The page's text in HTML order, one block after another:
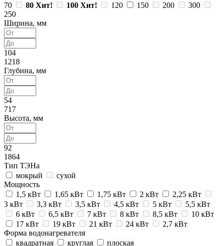
70
80 Хит! 100 Хит! 120 150 200
300
250
Ширина, мм
104
1218
Глубина, мм
54
717
Высота, мм
92
1864
Тип ТЭНа
мокрый
сухой
Мощность
1,5 кВт
1,65 кВт 1,75 кВт 2 кВт
2,25 кВт
3 кВт
3,3 кВт 3,5 кВт 4,5 кВт 5 кВт
5,5 кВт
6 кВт
6,5 кВт 7 кВт 8 кВт 8,5 кВт
10 кВт
17 кВт
19 кВт 21 кВт 24 кВт
2,7 кВт
Форма водонагревателя
квадратная
круглая
плоская